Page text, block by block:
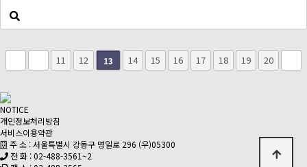
11 12 13 14 15 16 17 18 19 20
NOTICE
개인정보처리방침
서비스이용약관
주 소 : 서울특별시 강동구 명일로 296 (우)05300
전 화 : 02-488-3561~2